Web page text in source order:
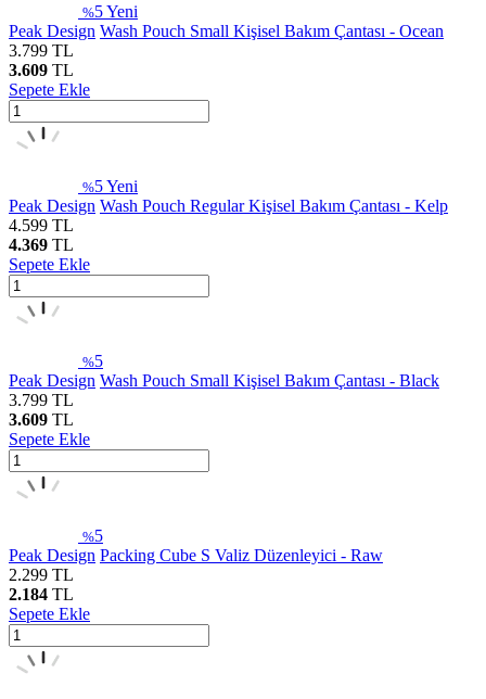
%5Yeni
Peak Design Wash Pouch Small Kişisel Bakım Çantası - Ocean
3.799 TL
3.609 TL
Sepete Ekle
%5Yeni
Peak Design Wash Pouch Regular Kişisel Bakım Çantası - Kelp
4.599 TL
4.369 TL
Sepete Ekle
%5
Peak Design Wash Pouch Small Kişisel Bakım Çantası - Black
3.799 TL
3.609 TL
Sepete Ekle
%5
Peak Design Packing Cube S Valiz Düzenleyici - Raw
2.299 TL
2.184 TL
Sepete Ekle